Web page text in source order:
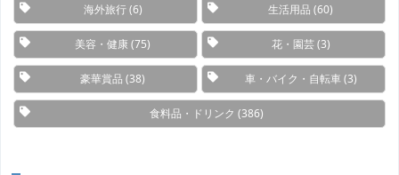
海外旅行(6) 生活用品 (60)
美容・健康(75) 花・園芸(3)
豪華賞品 (38) 車・バイク・自転車(3)
食料品・ドリンク (386)